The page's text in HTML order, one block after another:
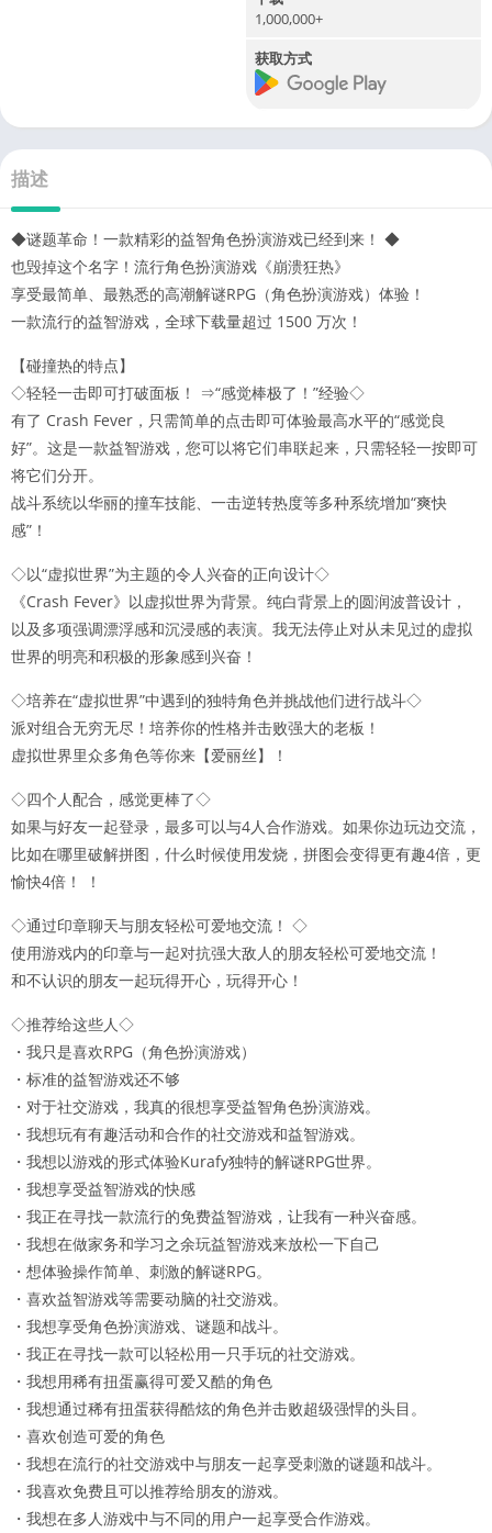
1,000,000+
获取方式
描述
◆谜题革命！一款精彩的益智角色扮演游戏已经到来！ ◆
也毁掉这个名字！流行角色扮演游戏《崩溃狂热》
享受最简单、最熟悉的高潮解谜RPG（角色扮演游戏）体验！
一款流行的益智游戏，全球下载量超过 1500 万次！
【碰撞热的特点】
◇轻轻一击即可打破面板！ ⇒“感觉棒极了！”经验◇
有了 Crash Fever，只需简单的点击即可体验最高水平的“感觉良
好”。这是一款益智游戏，您可以将它们串联起来，只需轻轻一按即可
将它们分开。
战斗系统以华丽的撞车技能、一击逆转热度等多种系统增加“爽快
感”！
◇以“虚拟世界”为主题的令人兴奋的正向设计◇
《Crash Fever》以虚拟世界为背景。纯白背景上的圆润波普设计，
以及多项强调漂浮感和沉浸感的表演。我无法停止对从未见过的虚拟
世界的明亮和积极的形象感到兴奋！
◇培养在“虚拟世界”中遇到的独特角色并挑战他们进行战斗◇
派对组合无穷无尽！培养你的性格并击败强大的老板！
虚拟世界里众多角色等你来【爱丽丝】！
◇四个人配合，感觉更棒了◇
如果与好友一起登录，最多可以与4人合作游戏。如果你边玩边交流，
比如在哪里破解拼图，什么时候使用发烧，拼图会变得更有趣4倍，更
愉快4倍！ ！
◇通过印章聊天与朋友轻松可爱地交流！ ◇
使用游戏内的印章与一起对抗强大敌人的朋友轻松可爱地交流！
和不认识的朋友一起玩得开心，玩得开心！
◇推荐给这些人◇
・我只是喜欢RPG（角色扮演游戏）
・标准的益智游戏还不够
・对于社交游戏，我真的很想享受益智角色扮演游戏。
・我想玩有有趣活动和合作的社交游戏和益智游戏。
・我想以游戏的形式体验Kurafy独特的解谜RPG世界。
・我想享受益智游戏的快感
・我正在寻找一款流行的免费益智游戏，让我有一种兴奋感。
・我想在做家务和学习之余玩益智游戏来放松一下自己
・想体验操作简单、刺激的解谜RPG。
・喜欢益智游戏等需要动脑的社交游戏。
・我想享受角色扮演游戏、谜题和战斗。
・我正在寻找一款可以轻松用一只手玩的社交游戏。
・我想用稀有扭蛋赢得可爱又酷的角色
・我想通过稀有扭蛋获得酷炫的角色并击败超级强悍的头目。
・喜欢创造可爱的角色
・我想在流行的社交游戏中与朋友一起享受刺激的谜题和战斗。
・我喜欢免费且可以推荐给朋友的游戏。
・我想在多人游戏中与不同的用户一起享受合作游戏。